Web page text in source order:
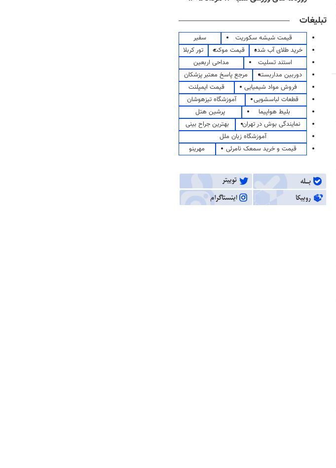
تبلیغات
قیمت شیشه سکوریت
سفیر
خرید طلای آب شده
قیمت موکت
تور کربلا
استند تسلیت
مداحی اربعین
دوربین مداربسته
مرجع پاسخ معتبر پزشکان
فروش مواد شیمیایی
قیمت ایمپلنت
قطعات لباسشویی
آموزشگاه تیزهوشان
بلیط هواپیما
پرشین هتل
نمایندگی بوش در تهران
بهترین جراح بینی
آموزشگاه زبان ملل
قیمت و خرید سمعک نامرئی
مهرینو